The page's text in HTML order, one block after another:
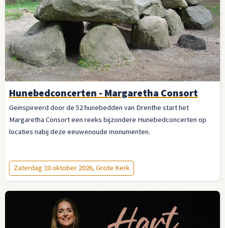
Hunebedconcerten - Margaretha Consort
Geïnspireerd door de 52 hunebedden van Drenthe start het
Margaretha Consort een reeks bijzondere Hunebedconcerten op
locaties nabij deze eeuwenoude monumenten.
Zaterdag 10 oktober 2026, Grote Kerk